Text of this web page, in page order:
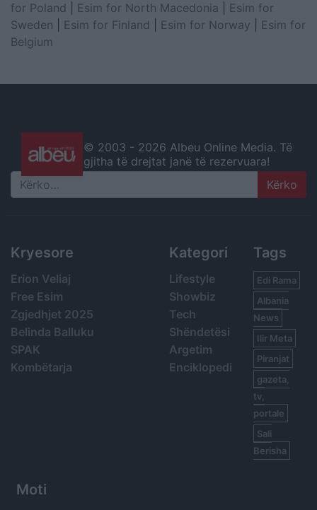
for Poland
Esim for North Macedonia
Esim for
Sweden
Esim for Finland Esim for Norway
Esim for
Belgium
© 2003 - 2026 Albeu Online Media. Të
gjitha të drejtat janë të rezervuara!
Search
Kryesore
Erion Veliaj
Free Esim
Zgjedhjet 2025
Belinda Balluku
SPAK
Kombëtarja
Kategori
Lifestyle
Showbiz
Tech
Shëndetësi
Argetim
Enciklopedi
Tags
Edi Rama
Albania
News
Ilir Meta
Piranjat
gazeta,
tv,
portale
Sali
Berisha
Moti